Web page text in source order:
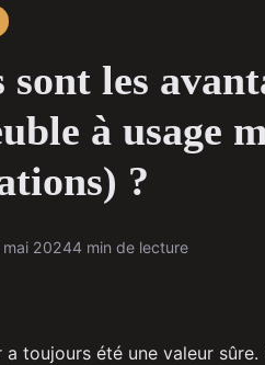
sont les
à usage
?
mai 20244 min de lecture
a toujours été une valeur